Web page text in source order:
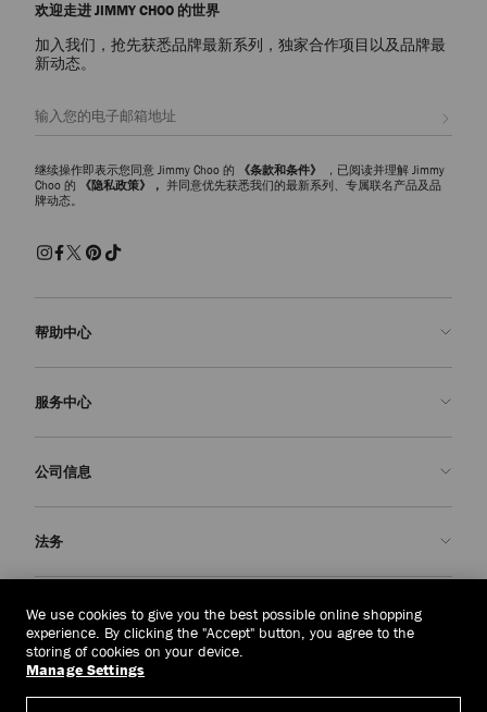
欢迎走进 JIMMY CHOO 的世界
加入我们，抢先获悉品牌最新系列，独家合作项目以及品牌最
新动态。
继续操作即表示您同意 Jimmy Choo 的 《条款和条件》
，已阅读并理解 Jimmy
Choo 的
《隐私政策》， 并同意优先获悉我们的最新系列、专属联名产品及品
牌动态。
帮助中心
常见问题解答
提交退货
送货
服务中心
定制服务
保修服务
公司信息
我们的历史
我们的影响与责任
我們的影響與責任
匠心工艺
法务
条款与条件
被遗忘权
主体访问请求表
东帝汶(HK$)
We use cookies to give you the best possible online shopping
experience. By clicking the "Accept" button, you agree to the
storing of cookies on your device.
Manage Settings